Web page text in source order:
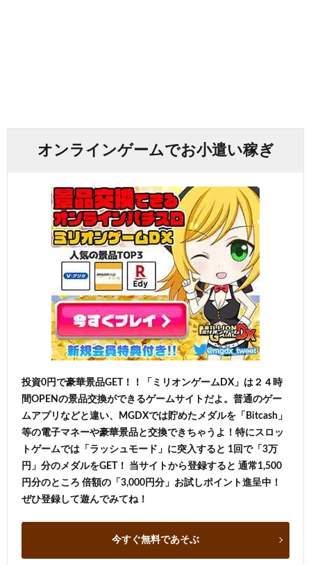
オンラインゲームでお小遣い稼ぎ
投資0円で豪華景品GET！！「ミリオンゲームDX」は２４時
間OPENの景品交換ができるゲームサイトだよ。普通のゲー
ムアプリなどと違い、MGDXでは貯めたメダルを「Bitcash」
等の電子マネーや豪華景品と交換できちゃうよ！特にスロッ
トゲームでは「ラッシュモード」に突入すると 1回で「3万
円」分のメダルをGET！ 当サイトから登録すると 通常1,500
円分のところ 倍額の「3,000円分」お試しポイント進呈中！
ぜひ登録して遊んでみてね！
今すぐ無料であそぶ